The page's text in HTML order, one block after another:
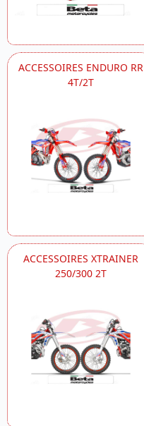
ACCESSOIRES ENDURO RR
4T/2T
ACCESSOIRES XTRAINER
250/300 2T